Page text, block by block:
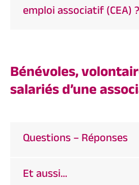
emploi associatif (CEA) ?
Bénévoles,
salariés d’une
Questions – Réponses
Et aussi…